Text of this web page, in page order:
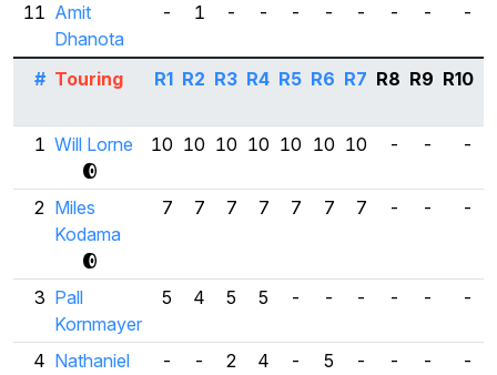
11 Amit
Dhanota
- 1 - - - - - - - -
# Touring R1 R2 R3 R4 R5 R6 R7 R8 R9 R10
1 Will Lorne 10 10 10 10 10 10 10 - - -
2 Miles
Kodama
7 7 7 7 7 7 7 - - -
3 Pall
Kornmayer
5 4 5 5 - - - - - -
4 Nathaniel
- - 2 4 - 5 - - - -